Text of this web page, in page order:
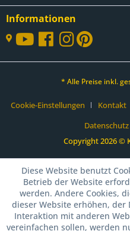
Informationen
* Alle Preise inkl.
Cookie-Einstellungen Kontakt
Datenschutz
Copyright 2026 ©
Diese Website benutzt
Betrieb der Website
werden. Andere Cookies,
dieser Website erhöhen,
Interaktion mit anderen
vereinfachen sollen, werden